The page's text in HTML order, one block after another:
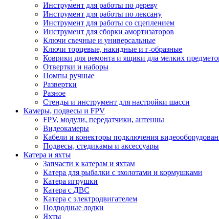
Инструмент для работы по дереву
Инструмент для работы по лексану
Инструмент для работы со сцеплением
Инструмент для сборки амортизаторов
Ключи свечные и универсальные
Ключи торцевые, накидные и г-образные
Коврики для ремонта и ящики дла мелких
Отвертки и наборы
Помпы ручные
Развертки
Разное
Стенды и инструмент для настройки шасси
Камеры, подвесы и FPV
FPV, модули, передатчики, антенны
Видеокамеры
Кабели и конекторы подключения
Подвесы, стедикамы и аксессуары
Катера и яхты
Запчасти к катерам и яхтам
Катера для рыбалки с эхолотами и кормушками
Катера игрушки
Катера с ДВС
Катера с электродвигателем
Подводные лодки
Яхты